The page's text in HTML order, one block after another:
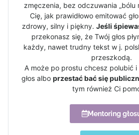
zmęczenia, bez odczuwania „bólu
Cię, jak prawidłowo emitować
zdrowy, silny i piękny. Jeśli
przekonasz się, że Twój głos
każdy, nawet trudny tekst w j.
przeszkodą.
A może po prostu chcesz polubić
głos albo przestać bać się
tym również Ci
Mentoring